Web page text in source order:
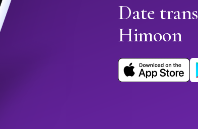
Date
Himoon